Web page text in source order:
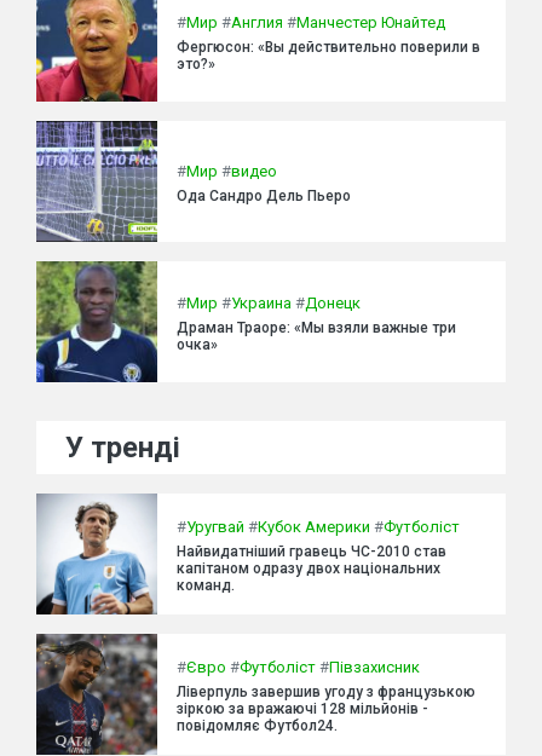
#Мир #Англия #Манчестер Юнайтед
Фергюсон: «Вы действительно поверили в
это?»
#Мир #видео
Ода Сандро Дель Пьеро
#Мир #Украина #Донецк
Драман Траоре: «Мы взяли важные три
очка»
У тренді
#Уругвай #Кубок Америки #Футболіст
Найвидатніший гравець ЧС-2010 став
капітаном одразу двох національних
команд.
#Євро #Футболіст #Півзахисник
Ліверпуль завершив угоду з французькою
зіркою за вражаючі 128 мільйонів -
повідомляє Футбол24.